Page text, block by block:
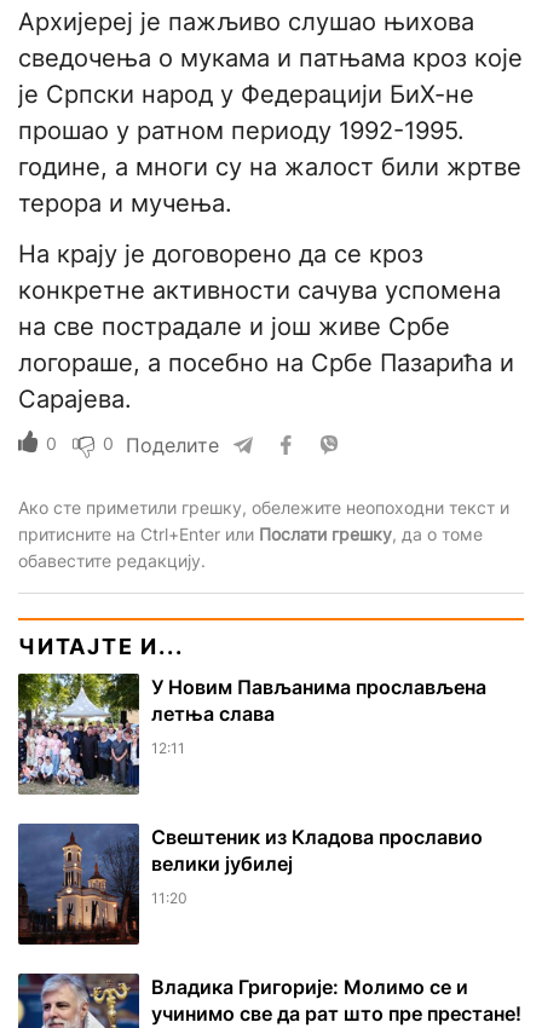
Архијереј је пажљиво слушао њихова
сведочења о мукама и патњама кроз које
је Српски народ у Федерацији БиХ-не
прошао у ратном периоду 1992-1995.
године, а многи су на жалост били жртве
терора и мучења.
На крају је договорено да се кроз
конкретне активности сачува успомена
на све пострадале и још живе Србе
логораше, а посебно на Србе Пазарића и
Сарајева.
0 0 Поделите
Ако сте приметили грешку, обележите неопоходни текст и
притисните на Ctrl+Enter или Послати грешку, да о томе
обавестите редакцију.
ЧИТАЈТЕ И...
У Новим Пављанима прослављена
летња слава
12:11
Свештеник из Кладова прославио
велики јубилеј
11:20
Владика Григорије: Молимо се и
учинимо све да рат што пре престане!